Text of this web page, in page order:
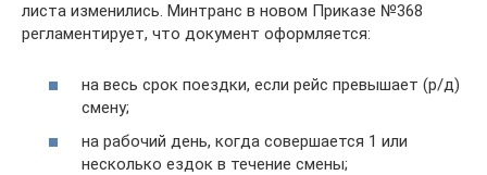
листа изменились. Минтранс в новом Приказе №368
регламентирует, что документ оформляется:
на весь срок поездки, если рейс превышает (р/д)
смену;
на рабочий день, когда совершается 1 или
несколько ездок в течение смены;